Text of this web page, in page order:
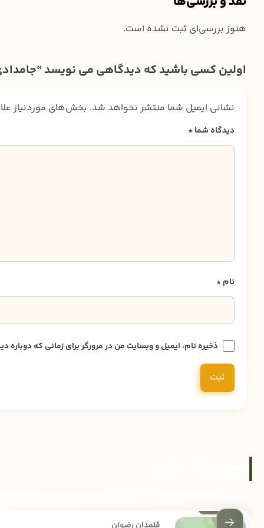
هنوز بررسی‌ای ثبت نشده است.
اولین کسی باشید که دیدگاهی می نویسد
نشانی ایمیل شما منتشر نخواهد شد. بخش‌های موردنیاز
دیدگاه شما*
نام*
ذخیره نام، ایمیل و وبسایت من در مرورگر برای زمانی که